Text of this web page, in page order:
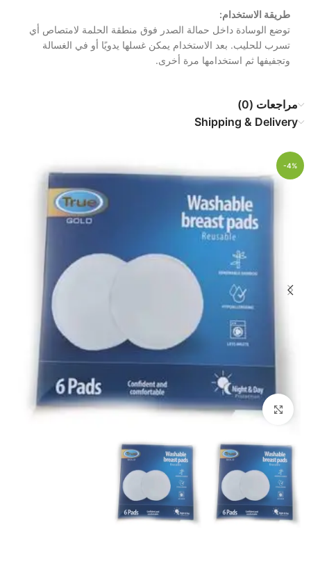
طريقة الاستخدام:
توضع الوسادة داخل حمالة الصدر فوق منطقة الحلمة لامتصاص أي
تسرب للحليب. بعد الاستخدام يمكن غسلها يدويًا أو في الغسالة
وتجفيفها ثم استخدامها مرة أخرى.
مراجعات (0)
Shipping & Delivery
-4%
Click to enlarge